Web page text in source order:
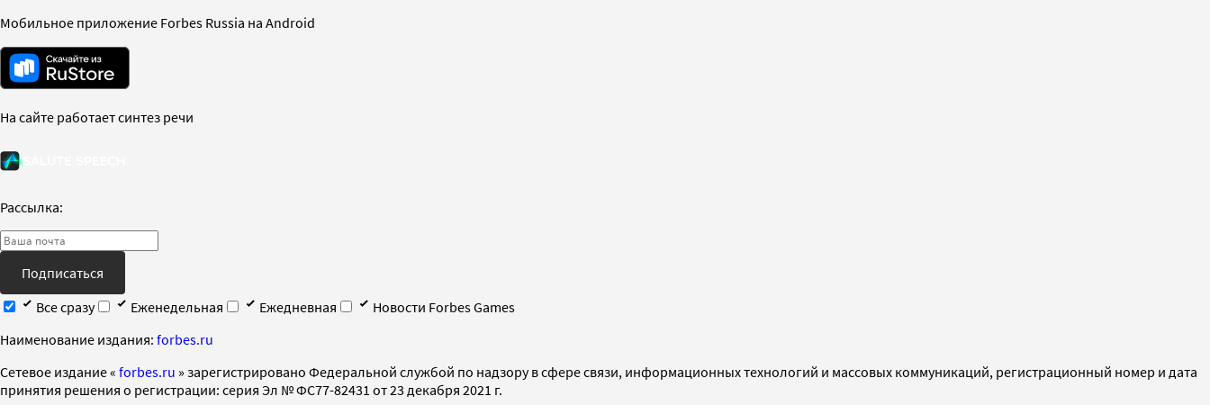
Мобильное приложение Forbes Russia на Android
На сайте работает синтез речи
Рассылка:
Подписаться
Все сразу
Еженедельная Ежедневная
Новости Forbes Games
Наименование издания: forbes.ru
Cетевое издание « forbes.ru » зарегистрировано Федеральной службой по надзору в сфере связи, информационных технологий и массовых коммуникаций, регистрационный номер и дата
принятия решения о регистрации: серия Эл № ФС77-82431 от 23 декабря 2021 г.